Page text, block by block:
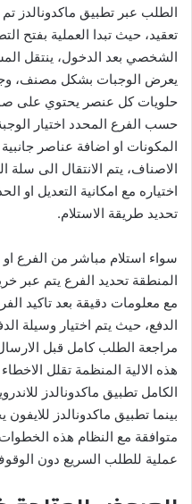
الطلب عبر تطبيق ماكدونالدز
تعقيد، حيث تبدا العملية بفتح
الشخصي بعد الدخول، ينتقل
يعرض الوجبات بشكل مصنف،
حلويات كل عنصر يحتوي على
حسب الفرع المحدد اختيار
المكونات او اضافة عناصر
الاصناف، يتم الانتقال الى
اختياره مع امكانية التعديل
تحديد طريقة الاستلام.
سواء استلام مباشر من الفرع
المنطقة تحديد الفرع يتم عبر
مع معلومات دقيقة بعد تاكيد
الدفع، حيث يتم اختيار وسيلة
مراجعة الطلب كامل قبل
هذه الالية المنظمة تقلل
الكامل تطبيق ماكدونالدز
بينما تطبيق ماكدونالدز
عملية للطلب السريع دون